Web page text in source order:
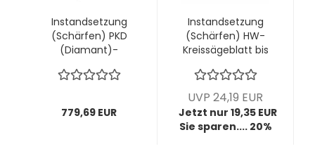
Instandsetzung
(Schärfen) PKD
(Diamant)-
"volle Schneide"
Stück
779,69 EUR
Instandsetzung
(Schärfen) HW-
Kreissägeblatt bis
4,4mm Breite; bis
30 Zähne (diverse
Zahnformen)
UVP 24,19 EUR
Jetzt nur 19,35 EUR
Sie sparen.... 20%